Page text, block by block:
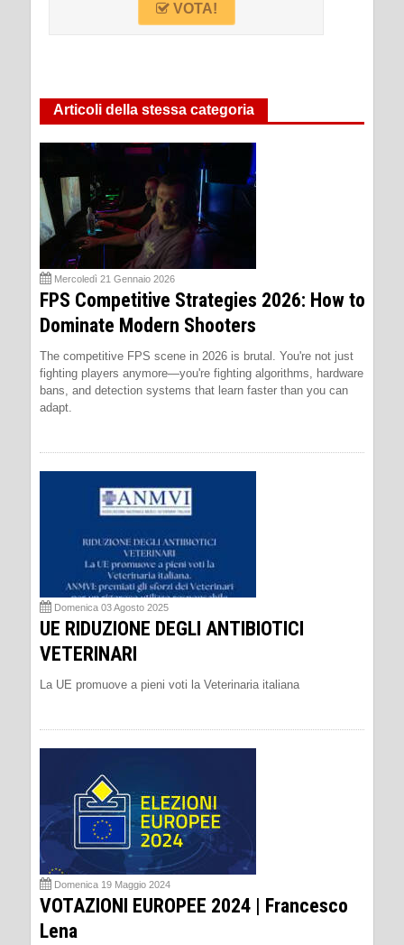
VOTA!
Articoli della stessa categoria
Mercoledì 21 Gennaio 2026
FPS Competitive Strategies 2026: How to
Dominate Modern Shooters
The competitive FPS scene in 2026 is brutal. You're not just
fighting players anymore—you're fighting algorithms, hardware
bans, and detection systems that learn faster than you can
adapt.
Domenica 03 Agosto 2025
UE RIDUZIONE DEGLI ANTIBIOTICI
VETERINARI
La UE promuove a pieni voti la Veterinaria italiana
Domenica 19 Maggio 2024
VOTAZIONI EUROPEE 2024 | Francesco
Lena